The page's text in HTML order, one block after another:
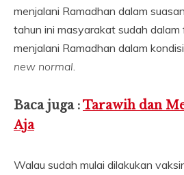
menjalani Ramadhan dalam
tahun ini masyarakat sudah dalam
menjalani Ramadhan dalam
new normal.
Baca juga :Tarawih dan
Aja
Walau sudah mulai dilakukan